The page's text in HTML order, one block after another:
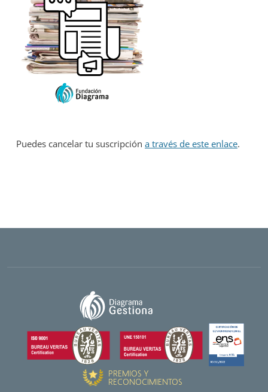
Puedes cancelar tu suscripción a través de este enlace.